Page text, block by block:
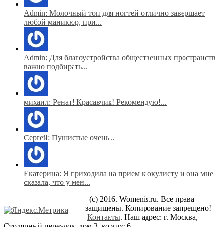
Admin: Молочный топ для ногтей отлично завершает
любой маникюр, при...
Admin: Для благоустройства общественных пространств
важно подбирать...
михаил: Ренат! Красавчик! Рекомендую!...
Сергей: Пушистые очень...
Екатерина: Я приходила на прием к окулисту и она мне
сказала, что у мен...
(c) 2016. Womenis.ru. Все права
защищены. Копирование запрещено!
Контакты. Наш адрес: г. Москва,